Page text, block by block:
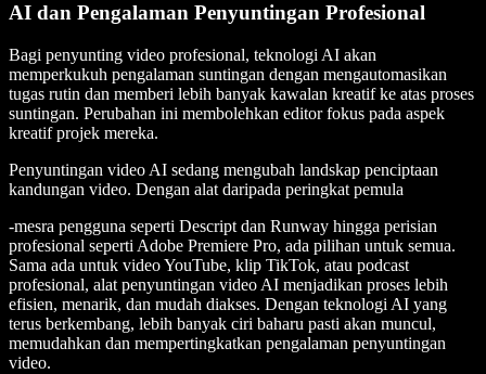
AI dan Pengalaman Penyuntingan Profesional
Bagi penyunting video profesional, teknologi AI akan
memperkukuh pengalaman suntingan dengan mengautomasikan
tugas rutin dan memberi lebih banyak kawalan kreatif ke atas proses
suntingan. Perubahan ini membolehkan editor fokus pada aspek
kreatif projek mereka.
Penyuntingan video AI sedang mengubah landskap penciptaan
kandungan video. Dengan alat daripada peringkat pemula
-mesra pengguna seperti Descript dan Runway hingga perisian
profesional seperti Adobe Premiere Pro, ada pilihan untuk semua.
Sama ada untuk video YouTube, klip TikTok, atau podcast
profesional, alat penyuntingan video AI menjadikan proses lebih
efisien, menarik, dan mudah diakses. Dengan teknologi AI yang
terus berkembang, lebih banyak ciri baharu pasti akan muncul,
memudahkan dan mempertingkatkan pengalaman penyuntingan
video.